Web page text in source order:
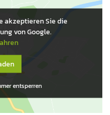
akzeptieren Sie die
von Google.
entsperren